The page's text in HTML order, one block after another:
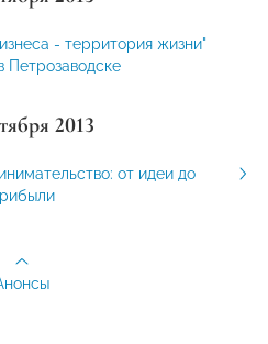
- территория жизни"
Петрозаводске
2013
от идеи до